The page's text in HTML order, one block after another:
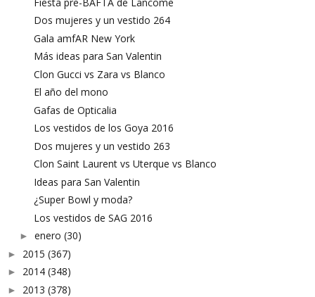
Dos mujeres y un vestido 264
Gala amfAR New York
Más ideas para San Valentin
Clon Gucci vs Zara vs Blanco
El año del mono
Gafas de Opticalia
Los vestidos de los Goya 2016
Dos mujeres y un vestido 263
Clon Saint Laurent vs Uterque vs Blanco
Ideas para San Valentin
¿Super Bowl y moda?
Los vestidos de SAG 2016
► enero (30)
► 2015 (367)
► 2014 (348)
► 2013 (378)